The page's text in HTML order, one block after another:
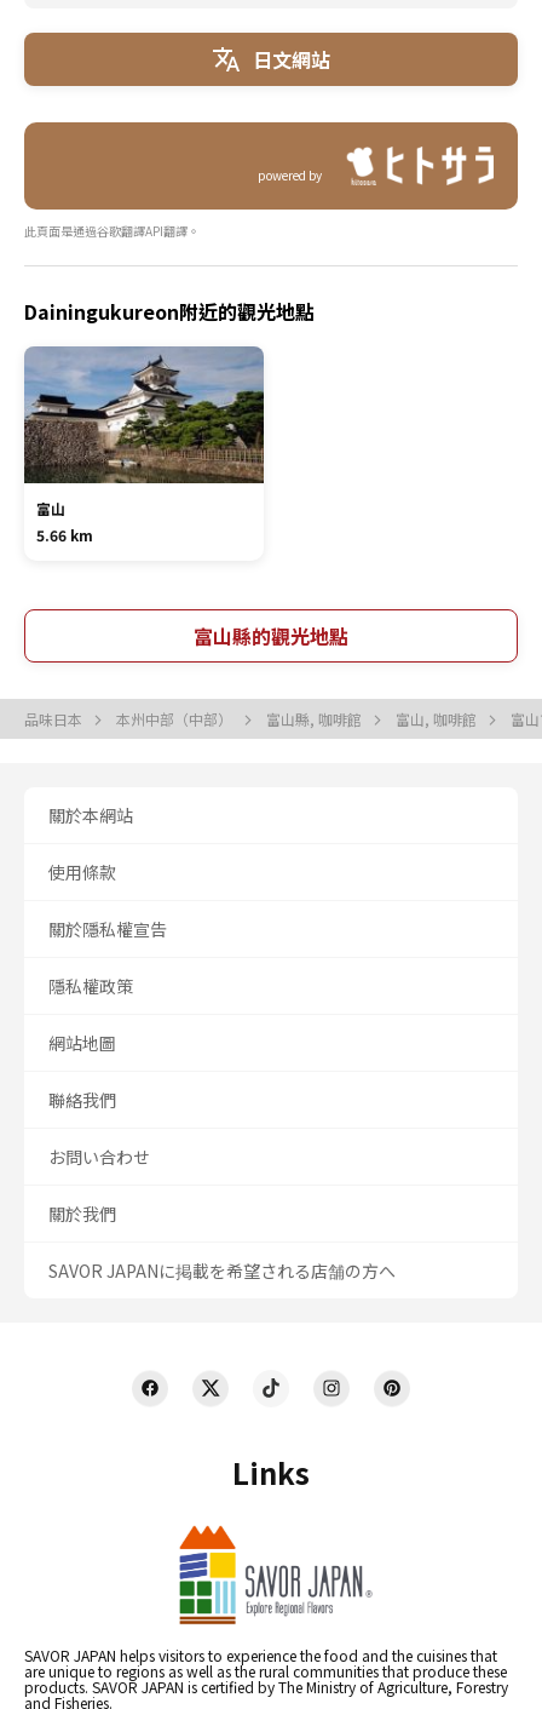
日文網站
powered by
此頁面是通過谷歌翻譯API翻譯。
Dainingukureon附近的觀光地點
富山
5.66 km
富山縣的觀光地點
品味日本 本州中部（中部） 富山縣, 咖啡館 富山, 咖啡館 富
Links
SAVOR JAPAN helps visitors to experience the food and the cuisines that
are unique to regions as well as the rural communities that produce these
products. SAVOR JAPAN is certified by The Ministry of Agriculture, Forestry
and Fisheries.
關於本網站
使用條款
關於隱私權宣告
隱私權政策
網站地圖
聯絡我們
お問い合わせ
關於我們
SAVOR JAPANに掲載を希望される店舗の方へ